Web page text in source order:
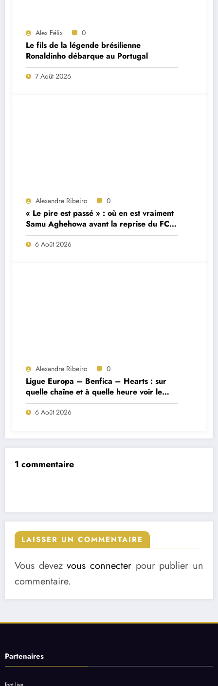
Alex Félix 0
Le fils de la légende brésilienne
Ronaldinho débarque au Portugal
7 Août 2026
Alexandre Ribeiro 0
« Le pire est passé » : où en est vraiment
Samu Aghehowa avant la reprise du FC
Porto ?
6 Août 2026
Alexandre Ribeiro 0
Ligue Europa – Benfica – Hearts : sur
quelle chaîne et à quelle heure voir le
match ?
6 Août 2026
1 commentaire
LAISSER UN COMMENTAIRE
Vous devezvous connecter pour publier un
commentaire.
Partenaires